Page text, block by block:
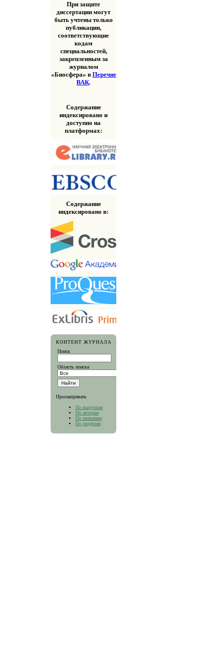
При защите
диссертации могут
быть учтены только
публикации,
соответствующие
кодам
специальностей,
закрепленным за
журналом
«Биосфера» в Перечне
ВАК.
Содержание
индексировано и
доступно на
платформах:
Содержание
индексировано в:
КОНТЕНТ ЖУРНАЛА
Поиск
Область поиска
Просматривать
По выпускам
По авторам
По названию
По разделам